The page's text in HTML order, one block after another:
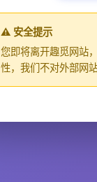
⚠️ 安全提示
您即将离开趣觅网站
性，我们不对外部网